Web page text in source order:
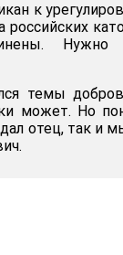
к
российских
Нужно
темы
может. Но
отец, так и